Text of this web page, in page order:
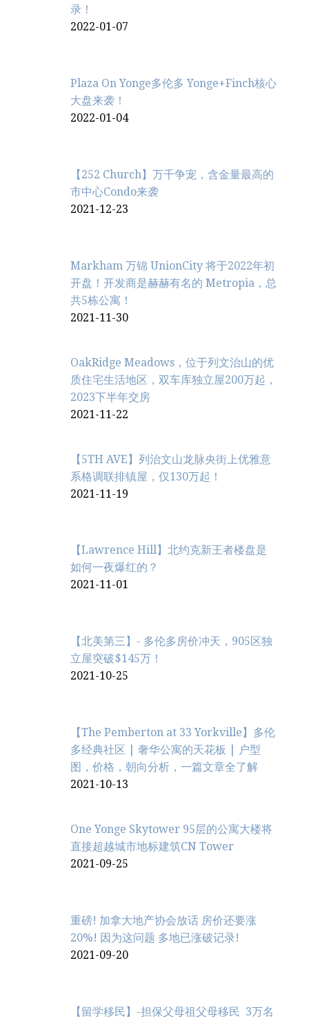
录！
2022-01-07
Plaza On Yonge多伦多 Yonge+Finch核心
大盘来袭！
2022-01-04
【252 Church】万千争宠，含金量最高的
市中心Condo来袭
2021-12-23
Markham 万锦 UnionCity 将于2022年初
开盘！开发商是赫赫有名的 Metropia，总
共5栋公寓！
2021-11-30
OakRidge Meadows，位于列文治‬山的优
质住宅生活地区，双车库独立屋200万起，
2023下半年交房
2021-11-22
【5TH AVE】列治文山龙脉央街上优雅意
系格调联排镇屋，仅130万起！
2021-11-19
【Lawrence Hill】北约克新王者楼盘是
如何一夜爆红的？
2021-11-01
【北美第三】- 多伦多房价冲天，905区独
立屋突破$145万！
2021-10-25
【The Pemberton at 33 Yorkville】多伦
多经典社区 | 奢华公寓的天花板 | 户型
图，价格，朝向分析，一篇文章全了解
2021-10-13
One Yonge Skytower 95层的公寓大楼将
直接超越城市地标建筑CN Tower
2021-09-25
重磅! 加拿大地产协会放话 房价还要涨
20%! 因为这问题 多地已涨破记录!
2021-09-20
【留学移民】-担保父母祖父母移民 3万名